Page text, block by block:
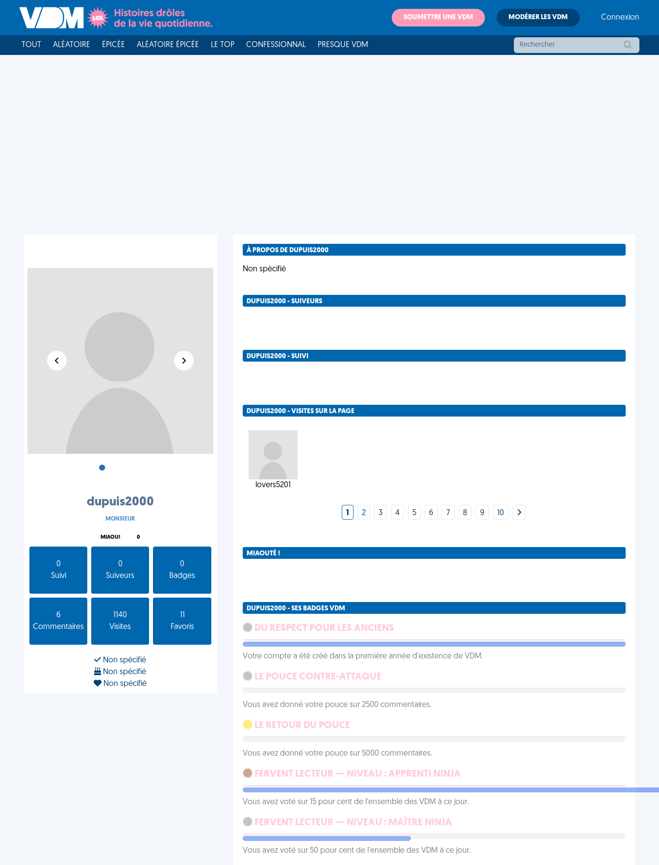
SOUMETTRE UNE VDM MODÉRER LES VDM Connexion
TOUT ALÉATOIRE ÉPICÉE ALÉATOIRE ÉPICÉE LE TOP CONFESSIONNAL PRESQUE VDM
•
dupuis2000
MONSIEUR
MIAOU! 0
0
Suivi
0
Suiveurs
0
Badges
6
Commentaires
1140
Visites
Favoris
Non spécifié
Non spécifié
Non spécifié
À PROPOS DE DUPUIS2000
Non spécifié
DUPUIS2000 - SUIVEURS
DUPUIS2000 - SUIVI
DUPUIS2000 - VISITES SUR LA PAGE
lovers5201
1 2 3 4 5 6 7 8 9 10
MIAOUTÉ !
DUPUIS2000 - SES BADGES VDM
DU RESPECT POUR LES ANCIENS
Votre compte a été créé dans la première année d'existence de VDM.
LE POUCE CONTRE-ATTAQUE
Vous avez donné votre pouce sur 2500 commentaires.
LE RETOUR DU POUCE
Vous avez donné votre pouce sur 5000 commentaires.
FERVENT LECTEUR — NIVEAU : APPRENTI NINJA
Vous avez voté sur 15 pour cent de l'ensemble des VDM à ce jour.
FERVENT LECTEUR — NIVEAU : MAÎTRE NINJA
Vous avez voté sur 50 pour cent de l'ensemble des VDM à ce jour.